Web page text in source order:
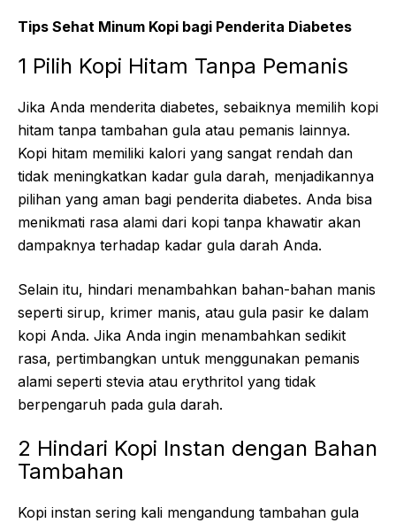
Tips Sehat Minum Kopi bagi Penderita Diabetes
1 Pilih Kopi Hitam Tanpa Pemanis
Jika Anda menderita diabetes, sebaiknya memilih kopi
hitam tanpa tambahan gula atau pemanis lainnya.
Kopi hitam memiliki kalori yang sangat rendah dan
tidak meningkatkan kadar gula darah, menjadikannya
pilihan yang aman bagi penderita diabetes. Anda bisa
menikmati rasa alami dari kopi tanpa khawatir akan
dampaknya terhadap kadar gula darah Anda.
Selain itu, hindari menambahkan bahan-bahan manis
seperti sirup, krimer manis, atau gula pasir ke dalam
kopi Anda. Jika Anda ingin menambahkan sedikit
rasa, pertimbangkan untuk menggunakan pemanis
alami seperti stevia atau erythritol yang tidak
berpengaruh pada gula darah.
2 Hindari Kopi Instan dengan Bahan
Tambahan
Kopi instan sering kali mengandung tambahan gula